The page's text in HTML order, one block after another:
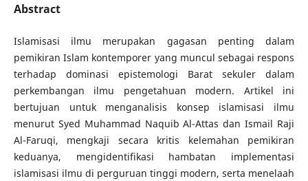
Abstract
Islamisasi ilmu merupakan gagasan penting dalam
pemikiran Islam kontemporer yang muncul sebagai respons
terhadap dominasi epistemologi Barat sekuler dalam
perkembangan ilmu pengetahuan modern. Artikel ini
bertujuan untuk menganalisis konsep islamisasi ilmu
menurut Syed Muhammad Naquib Al-Attas dan Ismail Raji
Al-Faruqi, mengkaji secara kritis kelemahan pemikiran
keduanya, mengidentifikasi hambatan implementasi
islamisasi ilmu di perguruan tinggi modern, serta menelaah